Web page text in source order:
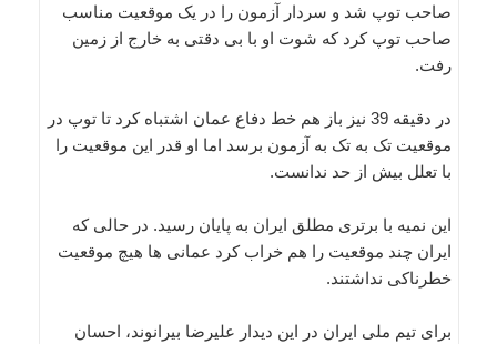
صاحب توپ شد و سردار آزمون را در یک موقعیت مناسب
صاحب توپ کرد که شوت او با بی دقتی به خارج از زمین
رفت.
در دقیقه 39 نیز باز هم خط دفاع عمان اشتباه کرد تا توپ در
موقعیت تک به تک به آزمون برسد اما او قدر این موقعیت را
با تعلل بیش از حد ندانست.
این نمیه با برتری مطلق ایران به پایان رسید. در حالی که
ایران چند موقعیت را هم خراب کرد عمانی ها هیچ موقعیت
خطرناکی نداشتند.
برای تیم ملی ایران در این دیدار علیرضا بیرانوند، احسان